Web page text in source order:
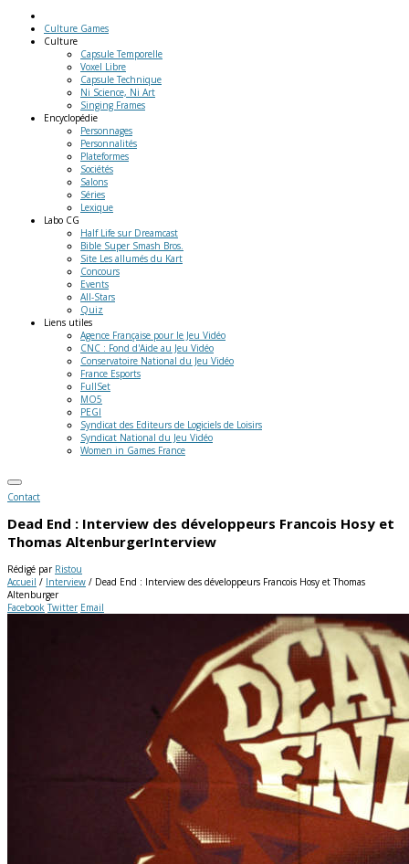
Culture Games
Culture
Capsule Temporelle
Voxel Libre
Capsule Technique
Ni Science, Ni Art
Singing Frames
Encyclopédie
Personnages
Personnalités
Plateformes
Sociétés
Salons
Séries
Lexique
Labo CG
Half Life sur Dreamcast
Bible Super Smash Bros.
Site Les allumés du Kart
Concours
Events
All-Stars
Quiz
Liens utiles
Agence Française pour le Jeu Vidéo
CNC : Fond d'Aide au Jeu Vidéo
Conservatoire National du Jeu Vidéo
France Esports
FullSet
MO5
PEGI
Syndicat des Editeurs de Logiciels de Loisirs
Syndicat National du Jeu Vidéo
Women in Games France
Contact
Dead End : Interview des développeurs Francois Hosy et
Thomas AltenburgerInterview
Rédigé par Ristou
Accueil / Interview / Dead End : Interview des développeurs Francois Hosy et Thomas
Altenburger
Facebook Twitter Email